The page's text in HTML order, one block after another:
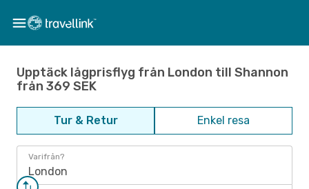
Upptäck lågprisflyg från London till Shannon
från 369 SEK
Tur & Retur Enkel resa
Varifrån?
London